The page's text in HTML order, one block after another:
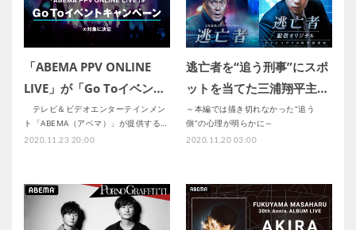
「ABEMA PPV ONLINE
LIVE」が「Go Toイベン…
テレビ＆ビデオエンターテインメン
ト「ABEMA（アベマ）」が提供する…
2020.11.23 20:00
逃亡者を“追う刑事”にスポ
ットを当てた三浦翔平主…
～本編では描き切れなかった“追う
側”の心理が明らかに～
2020.11.20 03:00